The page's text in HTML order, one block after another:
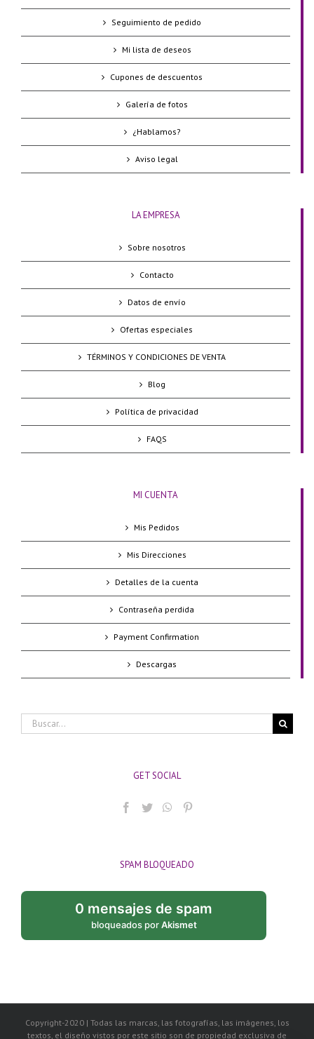
Seguimiento de pedido
Mi lista de deseos
Cupones de descuentos
Galería de fotos
¿Hablamos?
Aviso legal
LA EMPRESA
Sobre nosotros
Contacto
Datos de envío
Ofertas especiales
TÉRMINOS Y CONDICIONES DE VENTA
Blog
Política de privacidad
FAQS
MI CUENTA
Mis Pedidos
Mis Direcciones
Detalles de la cuenta
Contraseña perdida
Payment Confirmation
Descargas
Buscar:
GET SOCIAL
SPAM BLOQUEADO
0 mensajes de spam
bloqueados porAkismet
Copyright-2020 | Todas las marcas, las fotografías, las imágenes, los
textos, el diseño vistos por este sitio son de propiedad exclusiva de